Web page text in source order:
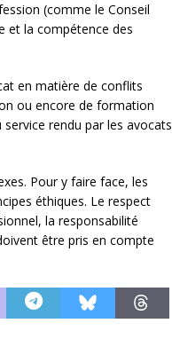
(comme le Conseil
et la compétence des
en matière de conflits
ou encore de formation
rendu par les avocats
Pour y faire face, les
éthiques. Le respect
la responsabilité
être pris en compte